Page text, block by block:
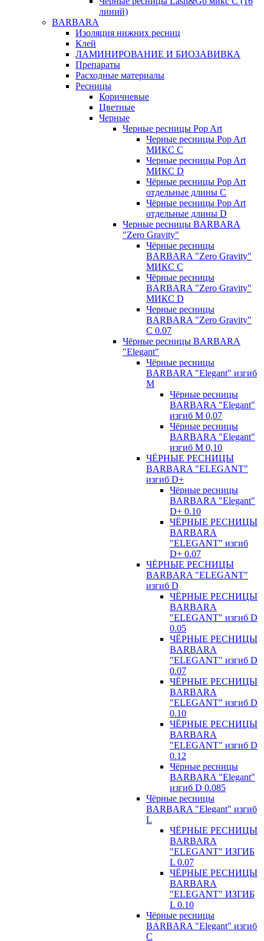
линий)
BARBARA
Изоляция нижних ресниц
Клей
ЛАМИНИРОВАНИЕ И БИОЗАВИВКА
Препараты
Расходные материалы
Ресницы
Коричневые
Цветные
Черные
Черные ресницы Pop Art
Черные ресницы Pop Art
МИКС C
Черные ресницы Pop Art
МИКС D
Чёрные ресницы Pop Art
отдельные длины С
Чёрные ресницы Pop Art
отдельные длины D
Черные ресницы BARBARA
"Zero Gravity"
Чёрные ресницы
BARBARA "Zero Gravity"
МИКС C
Чёрные ресницы
BARBARA "Zero Gravity"
МИКС D
Черные ресницы
BARBARA "Zero Gravity"
С 0.07
Чёрные ресницы BARBARA
"Elegant"
Чёрные ресницы
BARBARA "Elegant" изгиб
М
Чёрные ресницы
BARBARA "Elegant"
изгиб М 0,07
Чёрные ресницы
BARBARA "Elegant"
изгиб М 0,10
ЧЁРНЫЕ РЕСНИЦЫ
BARBARA "ELEGANT"
изгиб D+
Чёрные ресницы
BARBARA "Elegant"
D+ 0.10
ЧЁРНЫЕ РЕСНИЦЫ
BARBARA
"ELEGANT" изгиб
D+ 0.07
ЧЁРНЫЕ РЕСНИЦЫ
BARBARA "ELEGANT"
изгиб D
ЧЁРНЫЕ РЕСНИЦЫ
BARBARA
"ELEGANT" изгиб D
0.05
ЧЁРНЫЕ РЕСНИЦЫ
BARBARA
"ELEGANT" изгиб D
0.07
ЧЁРНЫЕ РЕСНИЦЫ
BARBARA
"ELEGANT" изгиб D
0.10
ЧЁРНЫЕ РЕСНИЦЫ
BARBARA
"ELEGANT" изгиб D
0.12
Чёрные ресницы
BARBARA "Elegant"
изгиб D 0.085
Чёрные ресницы
BARBARA "Elegant" изгиб
L
ЧЁРНЫЕ РЕСНИЦЫ
BARBARA
"ELEGANT" ИЗГИБ
L 0.07
ЧЁРНЫЕ РЕСНИЦЫ
BARBARA
"ELEGANT" ИЗГИБ
L 0.10
Чёрные ресницы
BARBARA "Elegant" изгиб
С